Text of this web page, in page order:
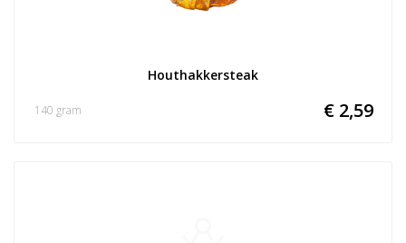
Houthakkersteak
€ 2,59
140 gram